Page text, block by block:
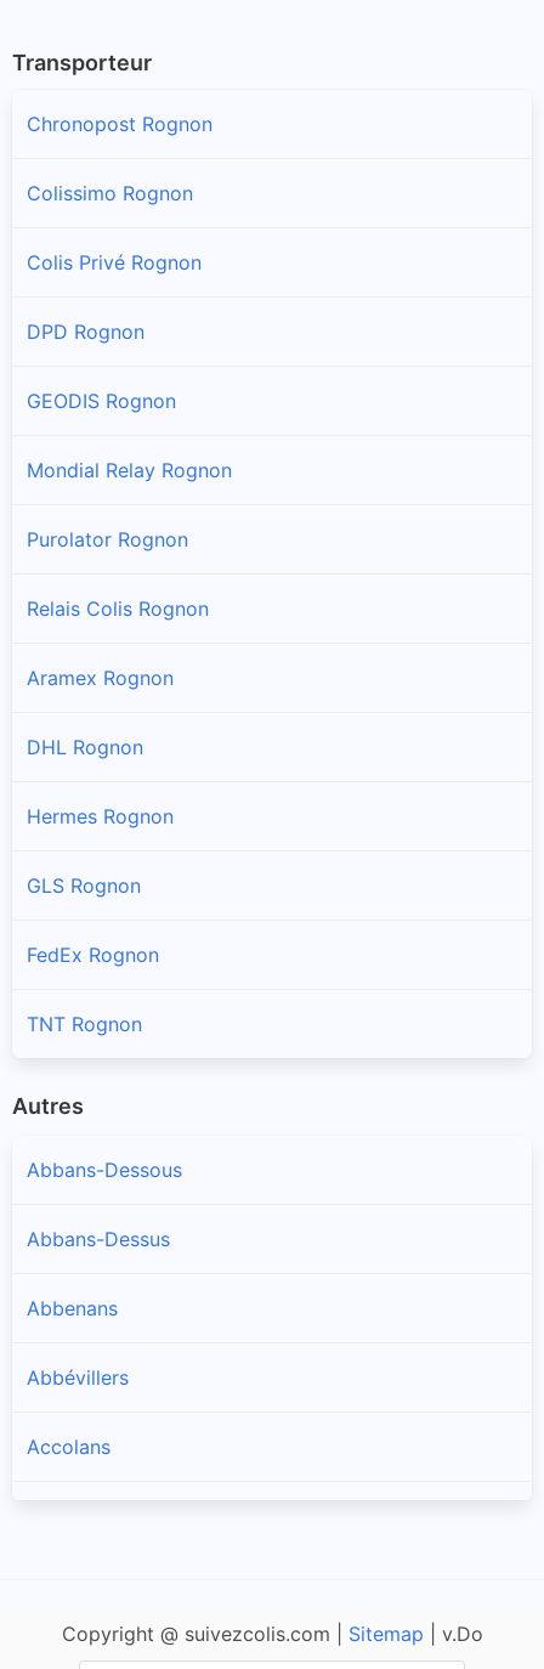
Transporteur
Chronopost Rognon
Colissimo Rognon
Colis Privé Rognon
DPD Rognon
GEODIS Rognon
Mondial Relay Rognon
Purolator Rognon
Relais Colis Rognon
Aramex Rognon
DHL Rognon
Hermes Rognon
GLS Rognon
FedEx Rognon
TNT Rognon
Autres
Abbans-Dessous
Abbans-Dessus
Abbenans
Abbévillers
Accolans
Copyright @ suivezcolis.com | Sitemap | v.Do